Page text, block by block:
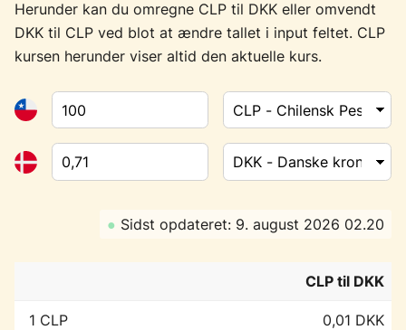
Herunder kan du omregne CLP til DKK eller omvendt
DKK til CLP ved blot at ændre tallet i input feltet. CLP
kursen herunder viser altid den aktuelle kurs.
● Sidst opdateret: 9. august 2026 02.20
CLP til DKK
1 CLP 0,01 DKK